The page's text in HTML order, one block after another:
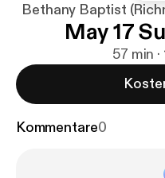
Bethany Baptist
May 17
57 min
Kommentare0